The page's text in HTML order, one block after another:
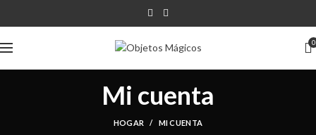
0
Mi cuenta
HOGAR MI CUENTA